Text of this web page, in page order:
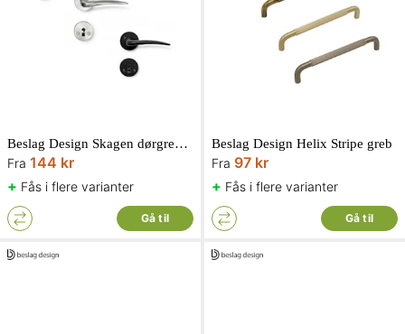
Beslag Design Skagen dørgreb inkl. nøgleplade
Fra 144 kr
+ Fås i flere varianter
Gå til
Beslag Design Helix Stripe greb
Fra 97 kr
+ Fås i flere varianter
Gå til